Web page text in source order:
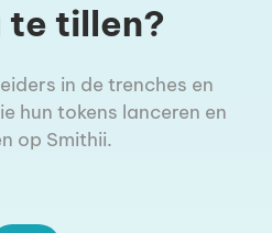
te tillen?
in de trenches en
hun tokens lanceren en
op Smithii.